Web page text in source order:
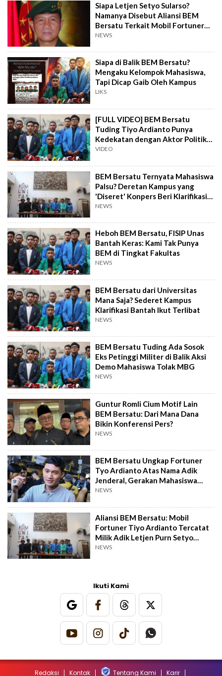
Siapa Letjen Setyo Sularso?
Namanya Disebut Aliansi BEM
Bersatu Terkait Mobil Fortuner
Tiyo Ardianto
NEWS
Siapa di Balik BEM Bersatu?
Mengaku Kelompok Mahasiswa,
Tapi Dicap Gaib Oleh Kampus
LIKS
[FULL VIDEO] BEM Bersatu
Tuding Tiyo Ardianto Punya
Kedekatan dengan Aktor Politik
Tertentu
VIDEO
BEM Bersatu Ternyata Mahasiswa
Palsu? Deretan Kampus yang
'Diseret' Konpers Beri Klarifikasi
Keras
NEWS
Heboh BEM Bersatu, FISIP Unas
Bantah Keras: Kami Tak Punya
BEM di Tingkat Fakultas
NEWS
BEM Bersatu dari Universitas
Mana Saja? Sederet Kampus
Klarifikasi Bantah Ikut Terlibat
NEWS
BEM Bersatu Tuding Ada Sosok
Eks Petinggi Militer di Balik Aksi
Demo Mahasiswa Tolak MBG
NEWS
Guntur Romli Cium Motif Lain
BEM Bersatu: Dari Mana Dana
Bikin Konferensi Pers?
NEWS
BEM Bersatu Ungkap Fortuner
Tyo Ardianto Atas Nama Adik
Jenderal, Gerakan Mahasiswa
Disusupi?
NEWS
Aliansi BEM Bersatu: Mobil
Fortuner Tiyo Ardianto Tercatat
Milik Adik Letjen Purn Setyo
Sularso
NEWS
Ikuti Kami
Redaksi Kontak Tentang Kami Karir